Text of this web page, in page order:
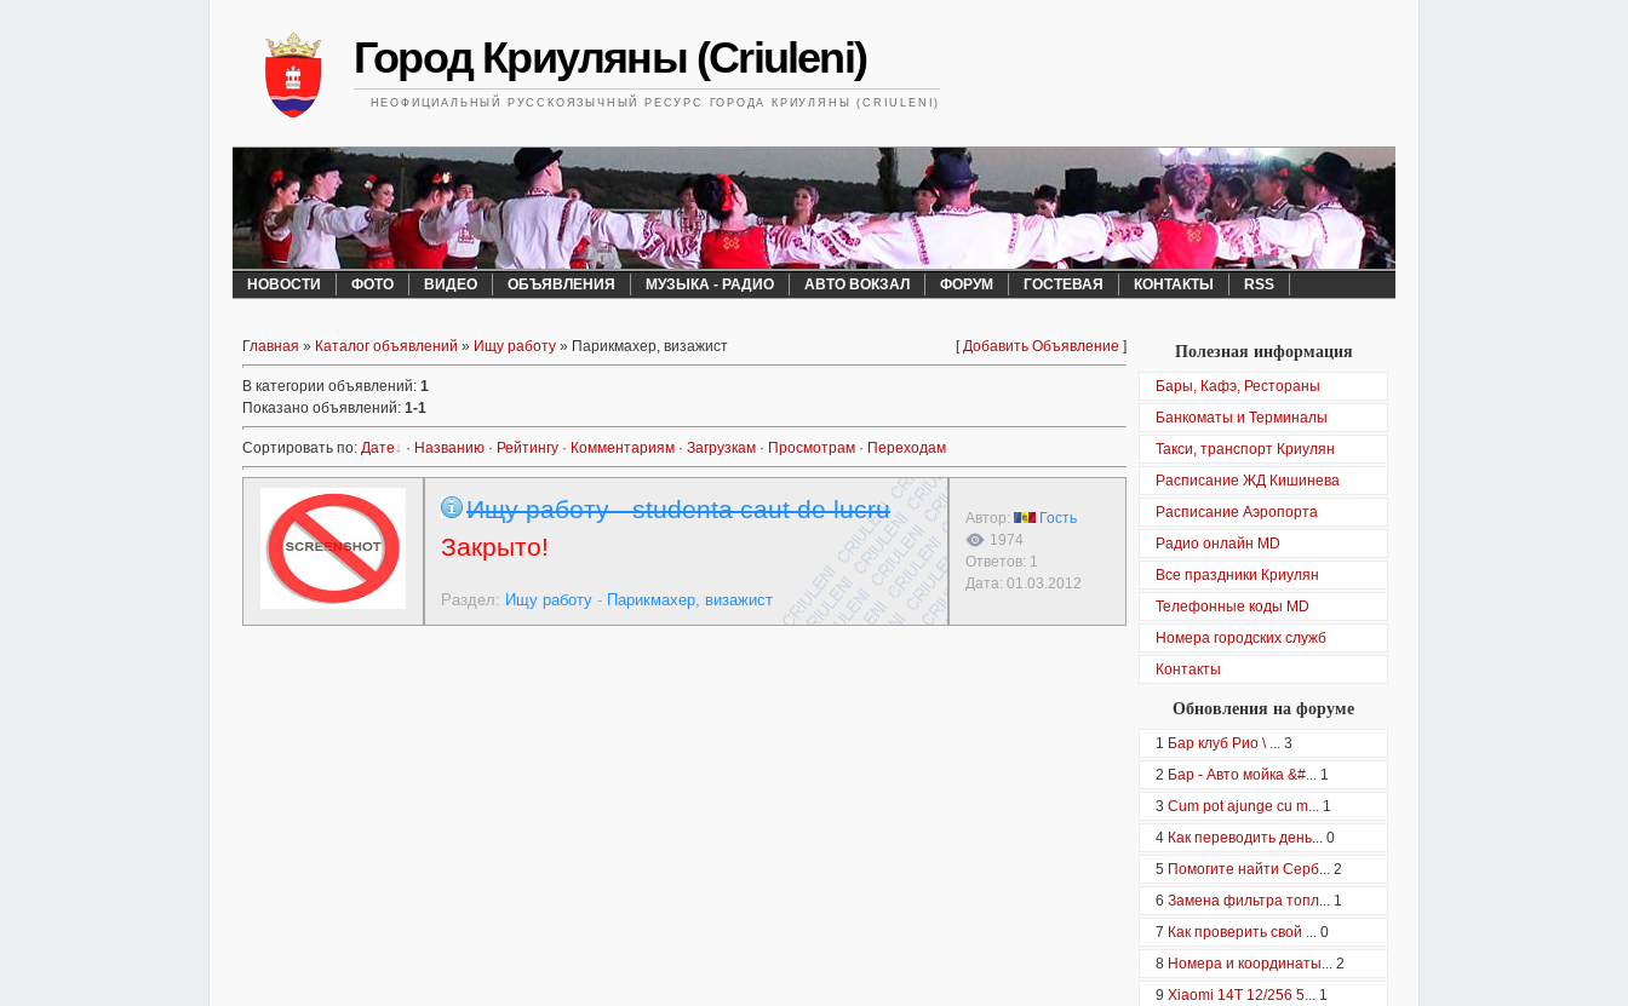
Город Криуляны (Criuleni)
НЕОФИЦИАЛЬНЫЙ РУССКОЯЗЫЧНЫЙ РЕСУРС ГОРОДА КРИУЛЯНЫ (CRIULENI)
НОВОСТИ ФОТО ВИДЕО ОБЪЯВЛЕНИЯ МУЗЫКА - РАДИО АВТО ВОКЗАЛ ФОРУМ ГОСТЕВАЯ КОНТАКТЫ RSS
Главная » Каталог объявлений » Ищу работу » Парикмахер, визажист [Добавить Объявление ]
В категории объявлений: 1
Показано объявлений: 1-1
Сортировать по: Дате · Названию · Рейтингу · Комментариям · Загрузкам · Просмотрам · Переходам
Ищу работу - studenta caut de lucru
Закрыто!
Раздел: Ищу работу - Парикмахер, визажист
Автор:
Гость
1974
Ответов: 1
Дата: 01.03.2012
Полезная информация
Бары, Кафэ, Рестораны
Банкоматы и Терминалы
Такси, транспорт Криулян
Расписание ЖД Кишинева
Расписание Аэропорта
Радио онлайн MD
Все праздники Криулян
Телефонные коды MD
Номера городских служб
Контакты
Обновления на форуме
1 Бар клуб Рио \ ... 3
2 Бар - Авто мойка &#... 1
3 Cum pot ajunge cu m... 1
4 Как переводить день... 0
5 Помогите найти Серб... 2
6 Замена фильтра топл... 1
7 Как проверить свой ... 0
8 Номера и координаты... 2
9 Xiaomi 14T 12/256 5... 1